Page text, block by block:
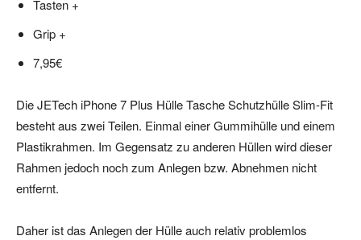
Tasten +
Grip +
7,95€
Die JETech iPhone 7 Plus Hülle Tasche Schutzhülle Slim-Fit
besteht aus zwei Teilen. Einmal einer Gummihülle und einem
Plastikrahmen. Im Gegensatz zu anderen Hüllen wird dieser
Rahmen jedoch noch zum Anlegen bzw. Abnehmen nicht
entfernt.
Daher ist das Anlegen der Hülle auch relativ problemlos